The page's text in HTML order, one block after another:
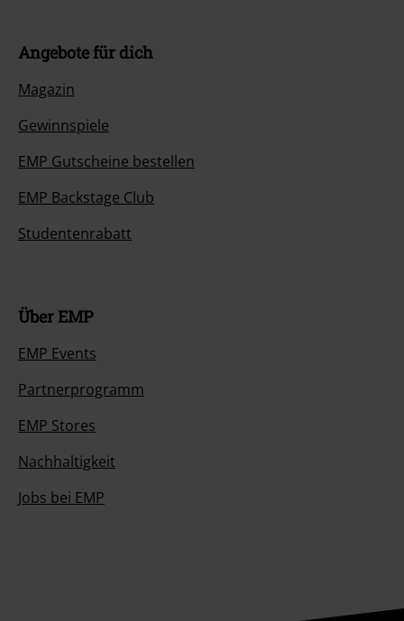
Angebote für dich
Magazin
Gewinnspiele
EMP Gutscheine bestellen
EMP Backstage Club
Studentenrabatt
Über EMP
EMP Events
Partnerprogramm
EMP Stores
Nachhaltigkeit
Jobs bei EMP